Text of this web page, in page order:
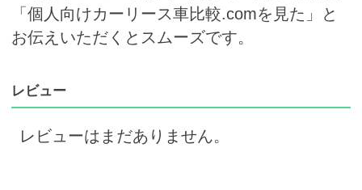
「個人向けカーリース車比較.comを見た」と
お伝えいただくとスムーズです。
レビュー
レビューはまだありません。